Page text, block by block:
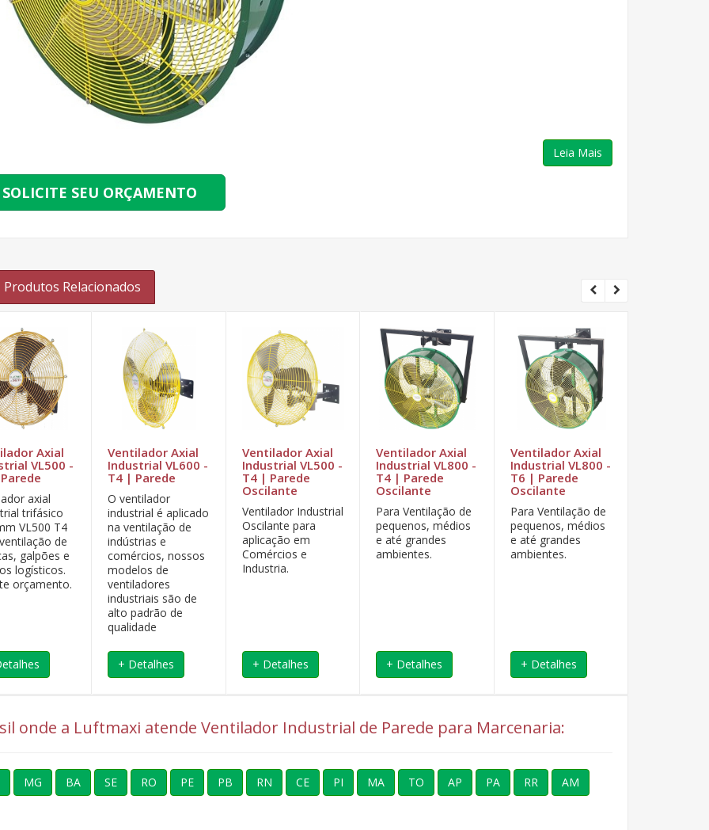
Leia Mais
SOLICITE SEU ORÇAMENTO
Produtos Relacionados
Axial
VL500 -
axial
trifásico
VL500 T4
de
galpões e
logísticos.
orçamento.
Ventilador Axial
Industrial VL600 -
T4 | Parede
O ventilador
industrial é aplicado
na ventilação de
indústrias e
comércios, nossos
modelos de
ventiladores
industriais são de
alto padrão de
qualidade
+ Detalhes
Ventilador Axial
Industrial VL500 -
T4 | Parede
Oscilante
Ventilador Industrial
Oscilante para
aplicação em
Comércios e
Industria.
+ Detalhes
Ventilador Axial
Industrial VL800 -
T4 | Parede
Oscilante
Para Ventilação de
pequenos, médios
e até grandes
ambientes.
+ Detalhes
Ventilador Axial
Industrial VL800 -
T6 | Parede
Oscilante
Para Ventilação de
pequenos, médios
e até grandes
ambientes.
+ Detalhes
onde a Luftmaxi atende Ventilador Industrial de Parede para Marcenaria:
MG BA SE RO PE PB RN CE PI MA TO AP PA RR AM